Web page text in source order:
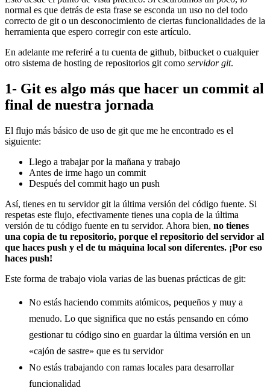
normal es que detrás de esta frase se esconda un uso no del todo
correcto de git o un desconocimiento de ciertas funcionalidades de la
herramienta que espero corregir con este artículo.
En adelante me referiré a tu cuenta de github, bitbucket o cualquier
otro sistema de hosting de repositorios git como servidor git.
1- Git es algo más que hacer un commit al
final de nuestra jornada
El flujo más básico de uso de git que me he encontrado es el
siguiente:
Llego a trabajar por la mañana y trabajo
Antes de irme hago un commit
Después del commit hago un push
Así, tienes en tu servidor git la última versión del código fuente. Si
respetas este flujo, efectivamente tienes una copia de la última
versión de tu código fuente en tu servidor. Ahora bien, no tienes
una copia de tu repositorio, porque el repositorio del servidor al
que haces push y el de tu máquina local son diferentes. ¡Por eso
haces push!
Este forma de trabajo viola varias de las buenas prácticas de git:
No estás haciendo commits atómicos, pequeños y muy a
menudo. Lo que significa que no estás pensando en cómo
gestionar tu código sino en guardar la última versión en un
«cajón de sastre» que es tu servidor
No estás trabajando con ramas locales para desarrollar
funcionalidad